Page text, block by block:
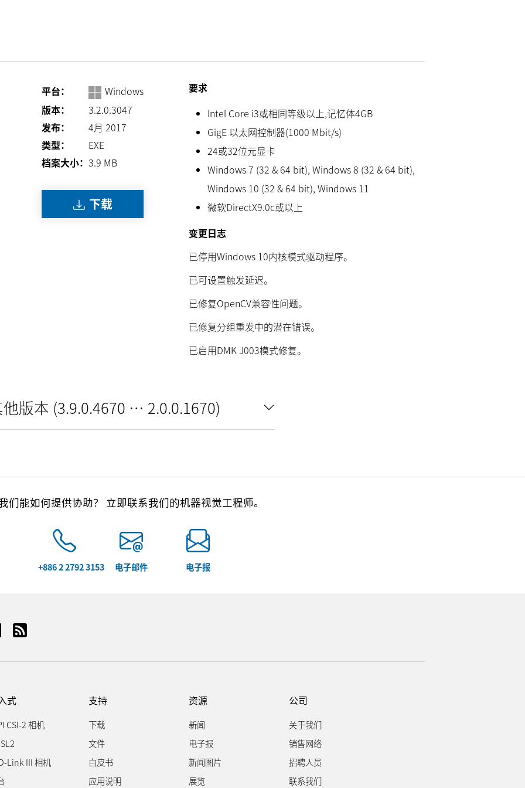
平台：
Windows
版本：
3.2.0.3047
发布：
4月 2017
类型：
EXE
档案大小： 3.9 MB
下载
要求
Intel Core i3或相同等级以上,记忆体4GB
GigE 以太网控制器(1000 Mbit/s)
24或32位元显卡
Windows 7 (32 & 64 bit), Windows 8 (32 & 64 bit),
Windows 10 (32 & 64 bit), Windows 11
微软DirectX9.0c或以上
变更日志
已停用Windows 10内核模式驱动程序。
已可设置触发延迟。
已修复OpenCV兼容性问题。
已修复分组重发中的潜在错误。
已启用DMK J003模式修复。
版本 (3.9.0.4670 … 2.0.0.1670)
们能如何提供协助？ 立即联系我们的机器视觉工程师。
+886 2 2792 3153 电子邮件 电子报
式
CSI-2 相机
Link III 相机
支持
下载
文件
白皮书
应用说明
资源
新闻
电子报
新闻图片
展览
公司
关于我们
销售网络
招聘人员
联系我们